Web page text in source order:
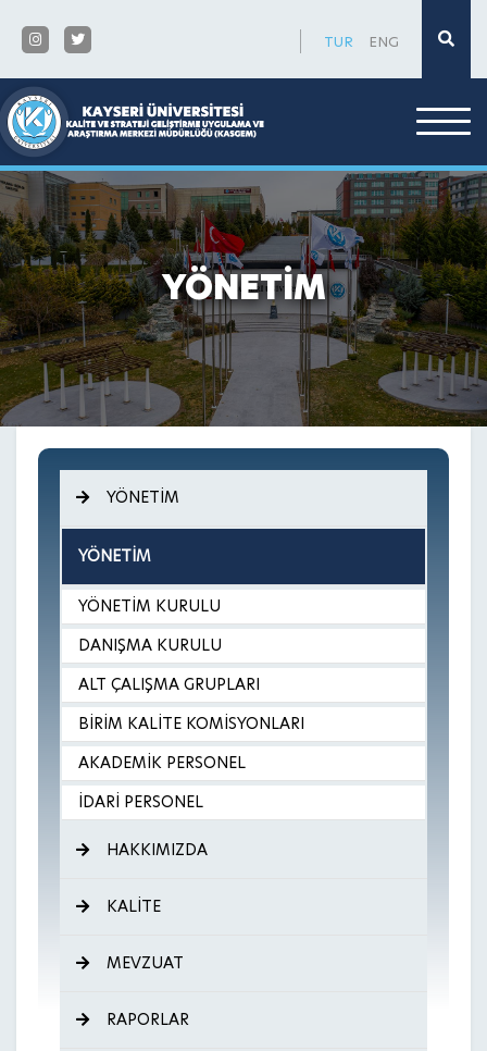
×
TUR ENG
YÖNETİM
YÖNETİM
YÖNETİM
YÖNETİM KURULU
DANIŞMA KURULU
ALT ÇALIŞMA GRUPLARI
BİRİM KALİTE KOMİSYONLARI
AKADEMİK PERSONEL
İDARİ PERSONEL
HAKKIMIZDA
KALİTE
MEVZUAT
RAPORLAR